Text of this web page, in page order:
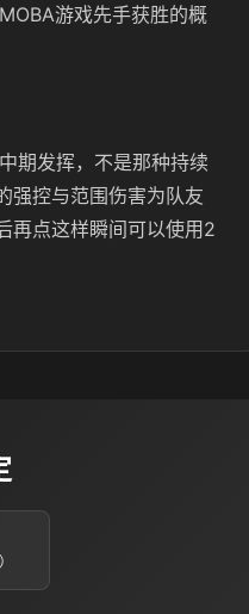
游戏先手获胜的概
期发挥，不是那种持续
强控与范围伤害为队友
再点这样瞬间可以使用2